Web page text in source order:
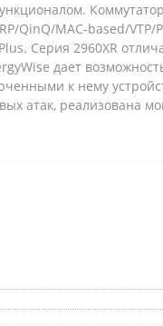
QinQ/MAC-based/
Серия 2960XR
дает
к нему
атак, реализована